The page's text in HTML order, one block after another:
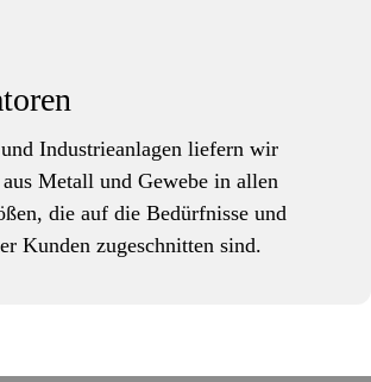
Industrieanlagen liefern wir
Metall und Gewebe in allen
die auf die Bedürfnisse und
Kunden zugeschnitten sind.